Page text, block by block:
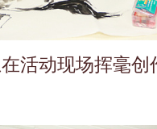
活动现场挥毫创